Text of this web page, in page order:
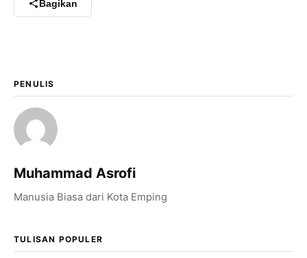
Bagikan
PENULIS
Muhammad Asrofi
Manusia Biasa dari Kota Emping
TULISAN POPULER
WhatsApp
X / Twitter